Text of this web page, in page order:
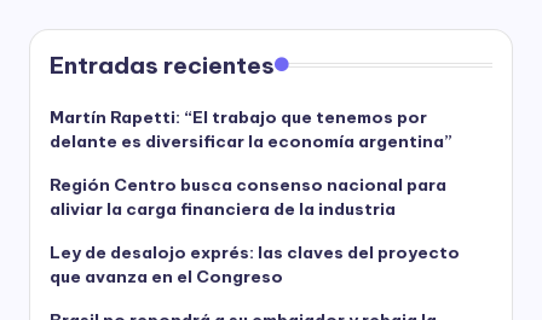
Entradas recientes
Martín Rapetti: “El trabajo que tenemos por
delante es diversificar la economía argentina”
Región Centro busca consenso nacional para
aliviar la carga financiera de la industria
Ley de desalojo exprés: las claves del proyecto
que avanza en el Congreso